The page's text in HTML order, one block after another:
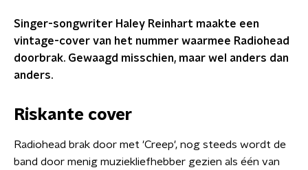
Singer-songwriter Haley Reinhart maakte een
vintage-cover van het nummer waarmee Radiohead
doorbrak. Gewaagd misschien, maar wel anders dan
anders.
Riskante cover
Radiohead brak door met 'Creep', nog steeds wordt de
band door menig muziekliefhebber gezien als één van